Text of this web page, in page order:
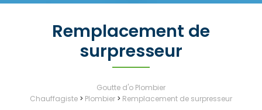
Remplacement de
surpresseur
Goutte d'o Plombier
Chauffagiste > Plombier > Remplacement de surpresseur